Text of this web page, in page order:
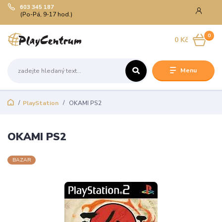
Menu
603 345 187
(Po-Pá, 9-17 hod.)
0
0 Kč
PlayStation OKAMI PS2
OKAMI PS2
BAZAR